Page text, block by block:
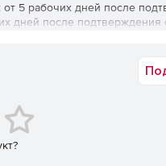
5 рабочих дней после
дней после подтверждения